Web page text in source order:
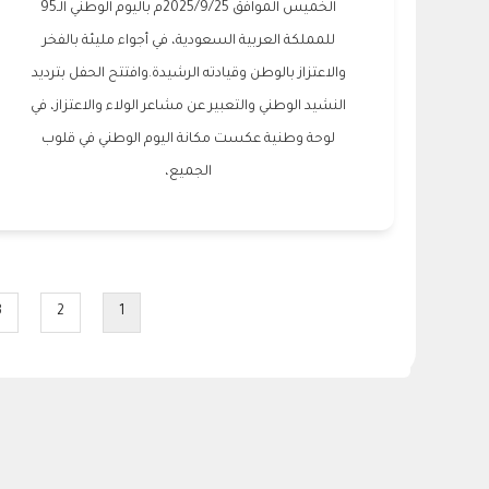
الخميس الموافق 2025/9/25م باليوم الوطني الـ95
للمملكة العربية السعودية، في أجواء مليئة بالفخر
والاعتزاز بالوطن وقيادته الرشيدة.وافتتح الحفل بترديد
النشيد الوطني والتعبير عن مشاعر الولاء والاعتزاز، في
لوحة وطنية عكست مكانة اليوم الوطني في قلوب
الجميع،
Current1
Page
2